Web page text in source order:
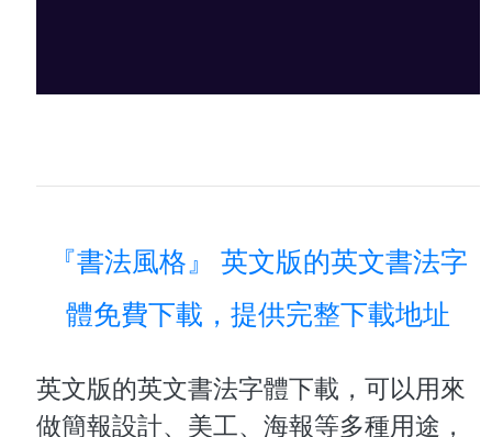
『書法風格』 英文版的英文書法字
體免費下載，提供完整下載地址
英文版的英文書法字體下載，可以用來
做簡報設計、美工、海報等多種用途，